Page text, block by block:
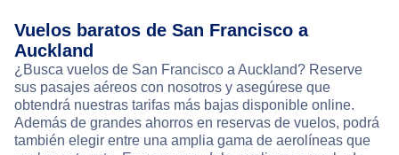
Vuelos baratos de San Francisco a
Auckland
¿Busca vuelos de San Francisco a Auckland? Reserve
sus pasajes aéreos con nosotros y asegúrese que
obtendrá nuestras tarifas más bajas disponible online.
Además de grandes ahorros en reservas de vuelos, podrá
también elegir entre una amplia gama de aerolíneas que